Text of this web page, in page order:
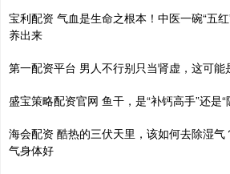
宝利配资 气血是生命之根本！中医一碗“五
养出来
第一配资平台 男人不行别只当肾虚，这可能
盛宝策略配资官网 鱼干，是“补钙高手”还是“
海会配资 酷热的三伏天里，该如何去除湿
气身体好